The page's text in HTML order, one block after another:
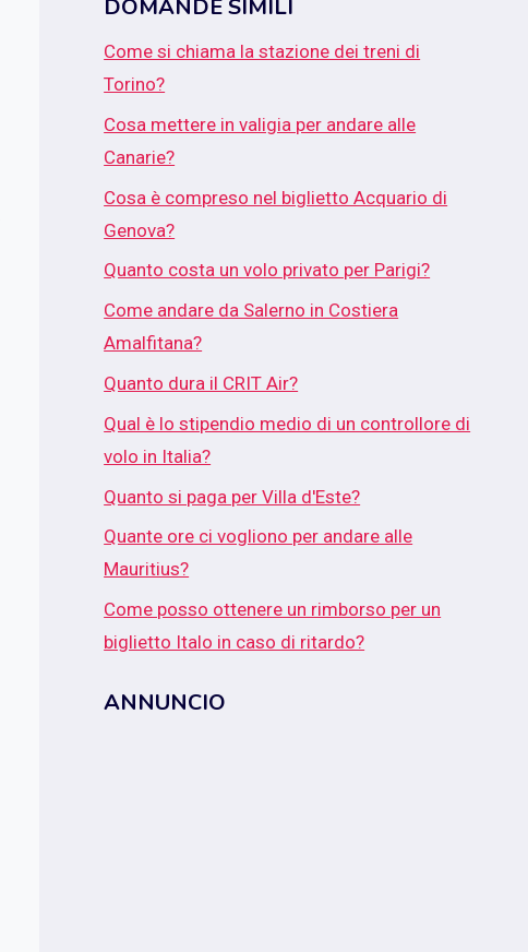
DOMANDE SIMILI
Come si chiama la stazione dei treni di
Torino?
Cosa mettere in valigia per andare alle
Canarie?
Cosa è compreso nel biglietto Acquario di
Genova?
Quanto costa un volo privato per Parigi?
Come andare da Salerno in Costiera
Amalfitana?
Quanto dura il CRIT Air?
Qual è lo stipendio medio di un controllore di
volo in Italia?
Quanto si paga per Villa d'Este?
Quante ore ci vogliono per andare alle
Mauritius?
Come posso ottenere un rimborso per un
biglietto Italo in caso di ritardo?
ANNUNCIO